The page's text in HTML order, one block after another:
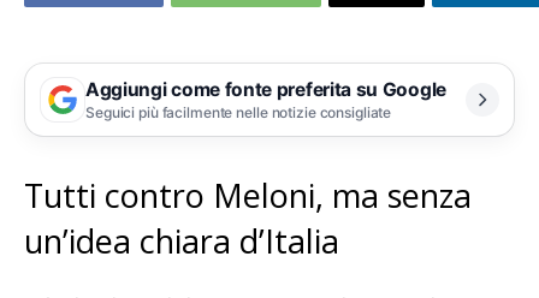
Aggiungi come fonte preferita su Google
Seguici più facilmente nelle notizie consigliate
Tutti contro Meloni, ma senza
un’idea chiara d’Italia